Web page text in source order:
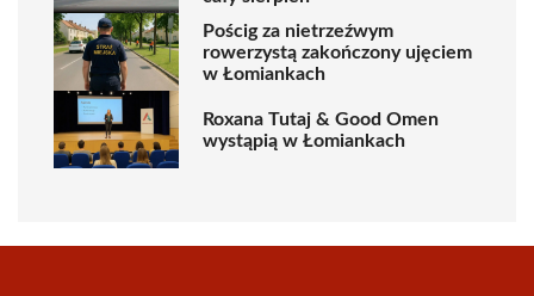
Pościg za nietrzeźwym
rowerzystą zakończony ujęciem
w Łomiankach
Roxana Tutaj & Good Omen
wystąpią w Łomiankach